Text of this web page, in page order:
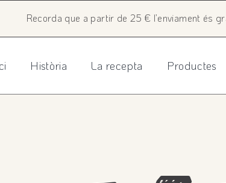
Recorda que a partir de 25 € l’enviament és
Història La recepta Productes